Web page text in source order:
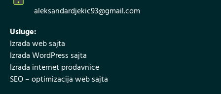
aleksandardjekic93@gmail.com
Usluge:
Izrada web sajta
Izrada WordPress sajta
Izrada internet prodavnice
SEO – optimizacija web sajta